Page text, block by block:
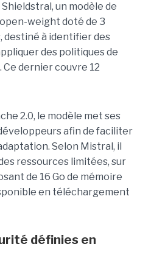
un modèle de
weight doté de 3
destiné à identifier des
des politiques de
Ce derniercouvre 12
2.0, le modèle met ses
afin de faciliter
Selon Mistral, il
ressources limitées, sur
de 16 Go de mémoire
en téléchargement
définies en